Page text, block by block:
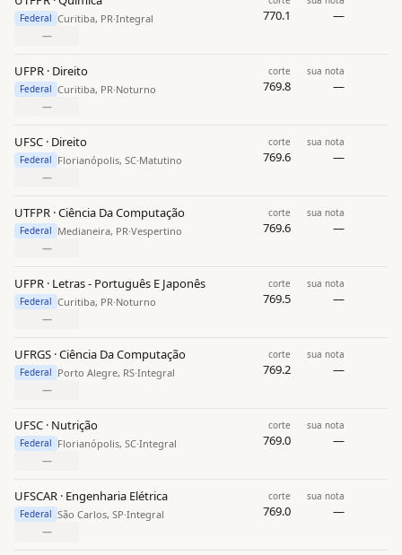
Federal Curitiba, PR·Integral 770.1 —
—
UFPR · Direito
Federal Curitiba, PR·Noturno
corte
769.8
sua nota
—
—
UFSC · Direito
Federal Florianópolis, SC·Matutino
corte
769.6
sua nota
—
—
UTFPR · Ciência Da Computação
Federal Medianeira, PR·Vespertino
corte
769.6
sua nota
—
—
UFPR · Letras - Português E Japonês
Federal Curitiba, PR·Noturno
corte
769.5
sua nota
—
—
UFRGS · Ciência Da Computação
Federal Porto Alegre, RS·Integral
corte
769.2
sua nota
—
—
UFSC · Nutrição
Federal Florianópolis, SC·Integral
corte
769.0
sua nota
—
—
UFSCAR · Engenharia Elétrica
Federal São Carlos, SP·Integral
corte
769.0
sua nota
—
—